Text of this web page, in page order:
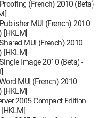
(French) 2010 (Beta)
MUI (French) 2010
[HKLM]
MUI (French) 2010
[HKLM]
Image 2010 (Beta) -
MUI (French) 2010
[HKLM]
2005 Compact Edition